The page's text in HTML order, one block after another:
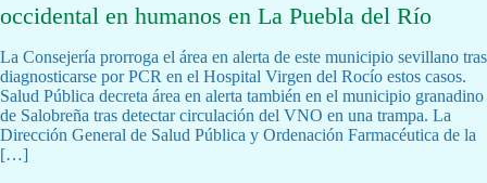
occidental en humanos en La Puebla del Río
La Consejería prorroga el área en alerta de este municipio sevillano tras
diagnosticarse por PCR en el Hospital Virgen del Rocío estos casos.
Salud Pública decreta área en alerta también en el municipio granadino
de Salobreña tras detectar circulación del VNO en una trampa. La
Dirección General de Salud Pública y Ordenación Farmacéutica de la
[…]